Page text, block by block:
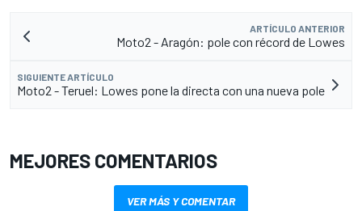
ARTÍCULO ANTERIOR
Moto2 - Aragón: pole con récord de Lowes
SIGUIENTE ARTÍCULO
Moto2 - Teruel: Lowes pone la directa con una nueva pole
MEJORES COMENTARIOS
VER MÁS Y COMENTAR